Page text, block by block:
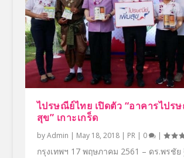
ไปรษณีย์ไทย เปิดตัว “อาคารไปร
สุข” เกาะเกร็ด
byAdmin | May 18, 2018| PR| 0 |
กรุงเทพฯ 17 พฤษภาคม 2561 – ดร.พรชัย